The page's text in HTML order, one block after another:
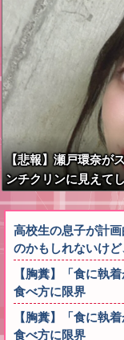
【悲報】瀬戸環奈が
ンチクリンに見えて
高校生の息子が計
のかもしれないけ
【胸糞】「食に執
食べ方に限界
【胸糞】「食に執
食べ方に限界